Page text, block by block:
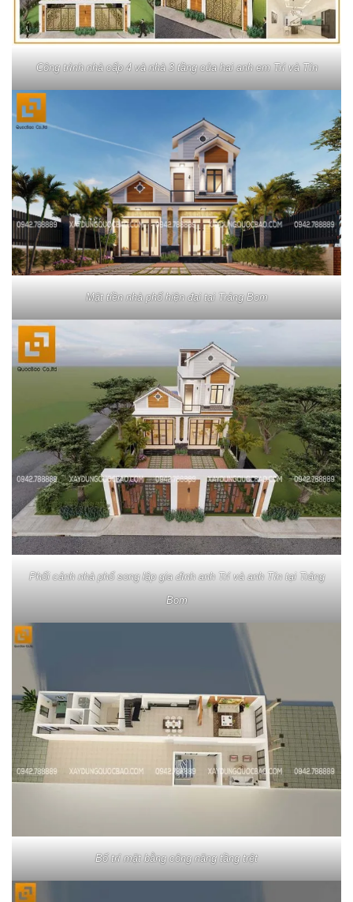
Công trình nhà cấp 4 và nhà 3 tầng của hai anh em Trí và Tín
Mặt tiền nhà phố hiện đại tại Trảng Bom
Phối cảnh nhà phố song lập gia đình anh Trí và anh Tín tại Trảng
Bom
Bố trí mặt bằng công năng tầng trệt